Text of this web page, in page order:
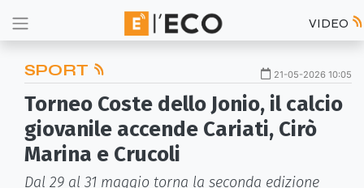
VIDEO
SPORT 21-05-2026 10:05
Torneo Coste dello Jonio, il calcio
giovanile accende Cariati, Cirò
Marina e Crucoli
Dal 29 al 31 maggio torna la seconda edizione